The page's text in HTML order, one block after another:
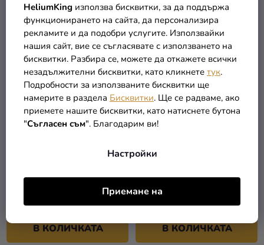
HeliumKing използва бисквитки, за да поддържа
функционирането на сайта, да персонализира
рекламите и да подобри услугите. Използвайки
нашия сайт, вие се съгласявате с използването на
бисквитки. Разбира се, можете да откажете всички
незадължителни бисквитки, като кликнете тук.
Подробности за използваните бисквитки ще
намерите в раздела Бисквитки. Ще се радваме, ако
приемете нашите бисквитки, като натиснете бутона
"Съгласен съм". Благодарим ви!
Настройки
Приемане на
Висулка - Хари Потър -
29,49 €
В КОЛИЧКАТА
Висулка - Хари Потър
В КОЛИЧКАТА